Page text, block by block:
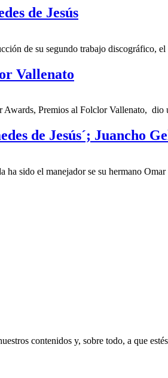
de Jesús
de su segundo trabajo discográfico,
Vallenato
Awards, Premios al Folclor Vallenato,
de Jesús´; Juancho
ha sido el manejador se su hermano
contenidos y, sobre todo, a que